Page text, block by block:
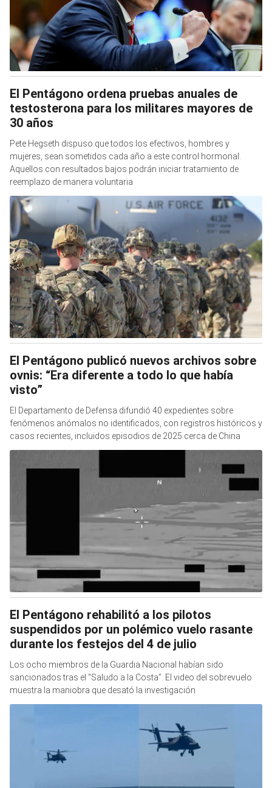
El Pentágono ordena pruebas anuales de
testosterona para los militares mayores de
30 años
Pete Hegseth dispuso que todos los efectivos, hombres y
mujeres, sean sometidos cada año a este control hormonal.
Aquellos con resultados bajos podrán iniciar tratamiento de
reemplazo de manera voluntaria
El Pentágono publicó nuevos archivos sobre
ovnis: “Era diferente a todo lo que había
visto”
El Departamento de Defensa difundió 40 expedientes sobre
fenómenos anómalos no identificados, con registros históricos y
casos recientes, incluidos episodios de 2025 cerca de China
El Pentágono rehabilitó a los pilotos
suspendidos por un polémico vuelo rasante
durante los festejos del 4 de julio
Los ocho miembros de la Guardia Nacional habían sido
sancionados tras el “Saludo a la Costa”. El video del sobrevuelo
muestra la maniobra que desató la investigación